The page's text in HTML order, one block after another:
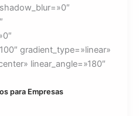
gradient_type=»linear»
linear_angle=»180″
para Empresas